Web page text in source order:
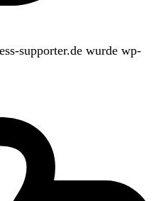
supporter.de wurde wp-